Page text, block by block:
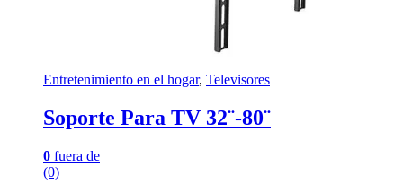
Entretenimiento en el hogar, Televisores
Soporte Para TV 32¨-80¨
0 fuera de
(0)